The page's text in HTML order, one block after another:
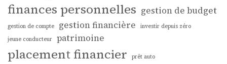
finances personnelles gestion de budget
gestion de compte gestion financière
investir depuis zéro
jeune conducteur patrimoine
placement financier prêt auto